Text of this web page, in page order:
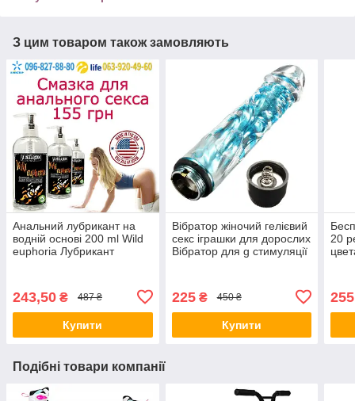
З цим товаром також замовляють
Анальний лубрикант на
водній основі 200 ml Wild
euphoria Лубрикант
243,50 ₴ 487 ₴
Купити
Вібратор жіночий гелієвий
секс іграшки для дорослих
Вібратор для g стимуляції
225₴ 450 ₴
Купити
20
255
Подібні товари компанії